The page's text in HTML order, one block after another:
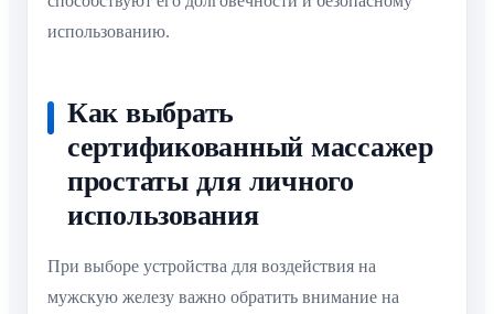
использованию.
Как выбрать
сертификованный массажер
простаты для личного
использования
При выборе устройства для воздействия на
мужскую железу важно обратить внимание на